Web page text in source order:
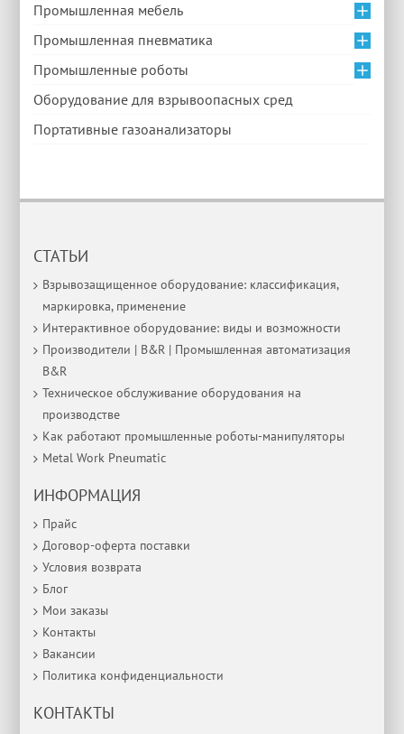
Промышленная мебель
Промышленная пневматика
Промышленные роботы
Оборудование для взрывоопасных сред
Портативные газоанализаторы
СТАТЬИ
Взрывозащищенное оборудование: классификация,
маркировка, применение
Интерактивное оборудование: виды и возможности
Производители | B&R | Промышленная автоматизация
B&R
Техническое обслуживание оборудования на
производстве
Как работают промышленные роботы-манипуляторы
Metal Work Pneumatic
ИНФОРМАЦИЯ
Прайс
Договор-оферта поставки
Условия возврата
Блог
Мои заказы
Контакты
Вакансии
Политика конфиденциальности
КОНТАКТЫ